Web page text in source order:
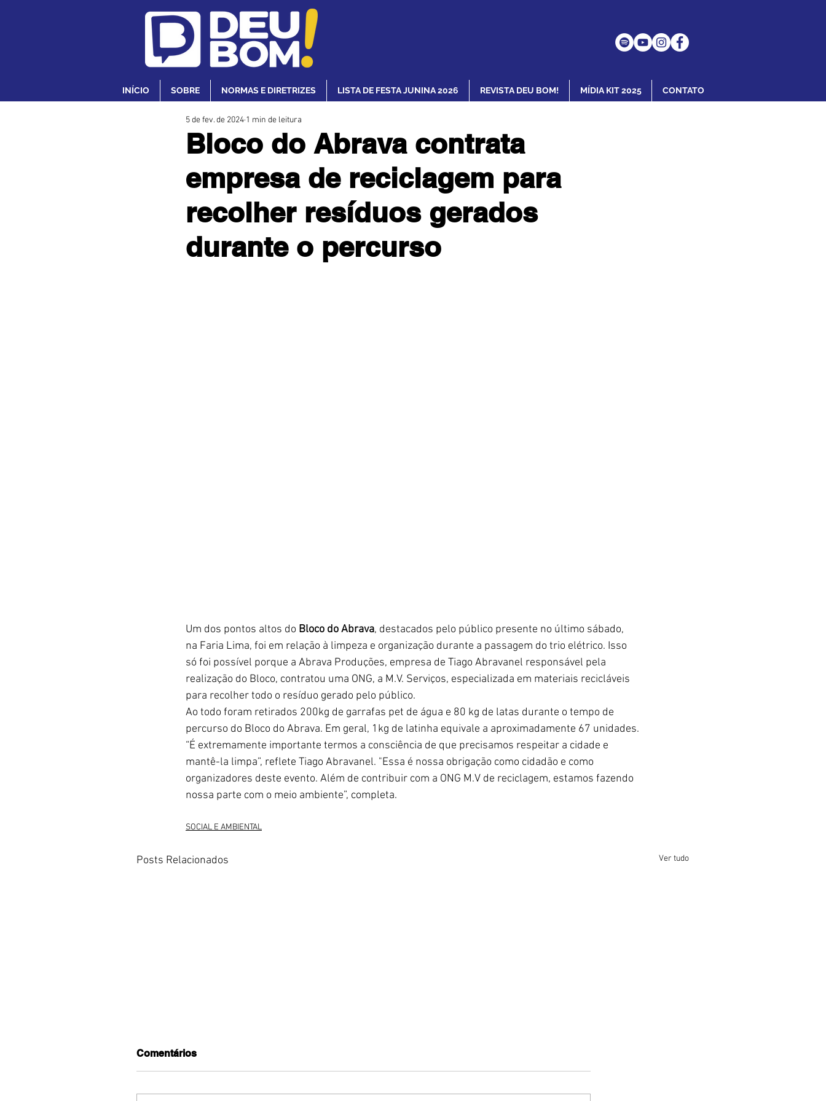
INÍCIO SOBRE NORMAS E DIRETRIZES LISTA DE FESTA JUNINA 2026 REVISTA DEU BOM! MÍDIA KIT 2025 CONTATO
Bloco do Abrava contrata
empresa de reciclagem para
recolher resíduos gerados
durante o percurso
5 de fev. de 2024 1 min de leitura
Um dos pontos altos do Bloco do Abrava, destacados pelo público presente no último sábado,
na Faria Lima, foi em relação à limpeza e organização durante a passagem do trio elétrico. Isso
só foi possível porque a Abrava Produções, empresa de Tiago Abravanel responsável pela
realização do Bloco, contratou uma ONG, a M.V. Serviços, especializada em materiais recicláveis
para recolher todo o resíduo gerado pelo público.
Ao todo foram retirados 200kg de garrafas pet de água e 80 kg de latas durante o tempo de
percurso do Bloco do Abrava. Em geral, 1kg de latinha equivale a aproximadamente 67 unidades.
“É extremamente importante termos a consciência de que precisamos respeitar a cidade e
mantê-la limpa”, reflete Tiago Abravanel. "Essa é nossa obrigação como cidadão e como
organizadores deste evento. Além de contribuir com a ONG M.V de reciclagem, estamos fazendo
nossa parte com o meio ambiente”, completa.
SOCIAL E AMBIENTAL
Posts Relacionados Ver tudo
Comentários